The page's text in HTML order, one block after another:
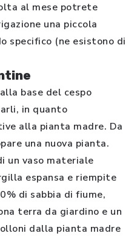
al mese potrete
una piccola
specifico (ne esistono di
base del cespo
in quanto
alla pianta madre. Da
una nuova pianta.
un vaso materiale
espansa e riempite
di sabbia di fiume,
terra da giardino e un
dalla pianta madre